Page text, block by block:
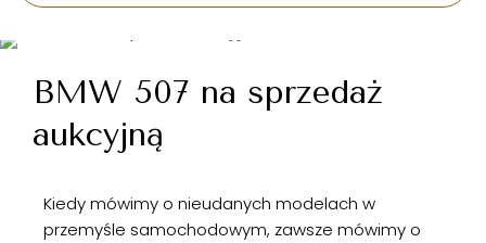
BMW 507 na sprzedaż
aukcyjną
Kiedy mówimy o nieudanych modelach w
przemyśle samochodowym, zawsze mówimy o